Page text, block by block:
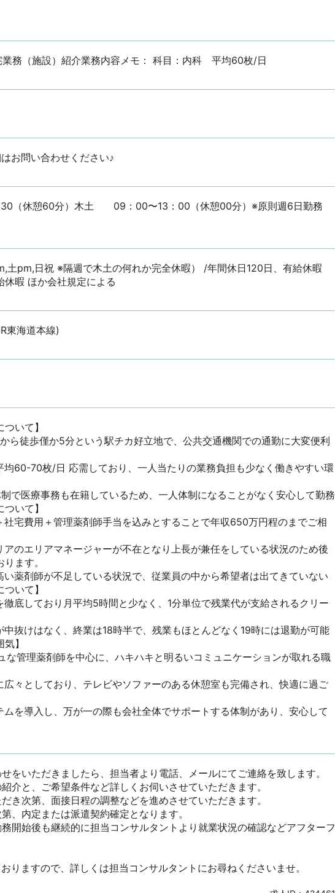
務（施設）紹介業務内容メモ： 科目：内科　平均60枚/日
お問い合わせください♪
（休憩60分）木土　　09：00〜13：00（休憩00分）※原則週6日勤務
土pm,日祝 ※隔週で木土の何れか完全休暇） /年間休日120日、有給休暇
休暇 ほか会社規定による
東海道本線)
いて】
ら徒歩僅か5分という駅チカ好立地で、公共交通機関での通勤に大変便利
60-70枚/日 応需しており、一人当たりの業務負担も少なく働きやすい環
で医療事務も在籍しているため、一人体制になることがなく安心して勤務
いて】
宅費用＋管理薬剤師手当を込みとすることで年収650万円程のまでご相
のエリアマネージャーが不在となり上長が兼任をしている状況のため後
ます。
薬剤師が不足している状況で、従業員の中から希望者は出てきていない
いて】
底しており月平均5時間と少なく、1分単位で残業代が支給されるクリー
抜けはなく、終業は18時半で、残業もほとんどなく19時には退勤が可能
】
管理薬剤師を中心に、ハキハキと明るいコミュニケーションが取れる職
々としており、テレビやソファーのある休憩室も完備され、快適に過ご
を導入し、万が一の際も会社全体でサポートする体制があり、安心して
いただきましたら、担当者より電話、メールにてご連絡を致します。
と、ご希望条件など詳しくお伺いさせていただきます。
次第、面接日程の調整などを進めさせていただきます。
内定または派遣契約確定となります。
開始後も継続的に担当コンサルタントより就業状況の確認などアフターフ
りますので、詳しくは担当コンサルタントにお尋ねくださいませ。